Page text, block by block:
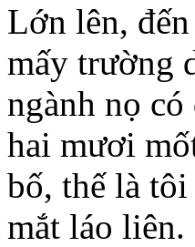
Lớn lên,
mấy trường
ngành nọ
hai mươi
bố, thế là
mắt láo liên.